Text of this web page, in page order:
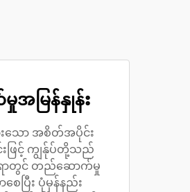
မြန်နှုန်း
သော အစိတ်အပိုင်း
းဖြင့် ကျွန်ုပ်တို့သည်
ာတွင် တည်ဆောက်မှု
ပြီး ပုံမှန်နည်း